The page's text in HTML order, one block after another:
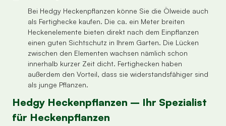
Bei Hedgy Heckenpflanzen könne Sie die Ölweide auch
als Fertighecke kaufen. Die ca. ein Meter breiten
Heckenelemente bieten direkt nach dem Einpflanzen
einen guten Sichtschutz in Ihrem Garten. Die Lücken
zwischen den Elementen wachsen nämlich schon
innerhalb kurzer Zeit dicht. Fertighecken haben
außerdem den Vorteil, dass sie widerstandsfähiger sind
als junge Pflanzen.
Hedgy Heckenpflanzen – Ihr Spezialist
für Heckenpflanzen